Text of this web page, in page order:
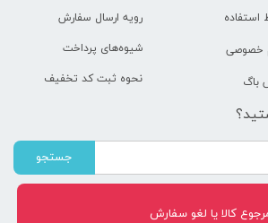
رویه ارسال سفارش
شیوه‌های پرداخت
نحوه ثبت کد تخفیف
استفاده
خصوصی
باگ
جستجو
کالا یا لغو سفارش